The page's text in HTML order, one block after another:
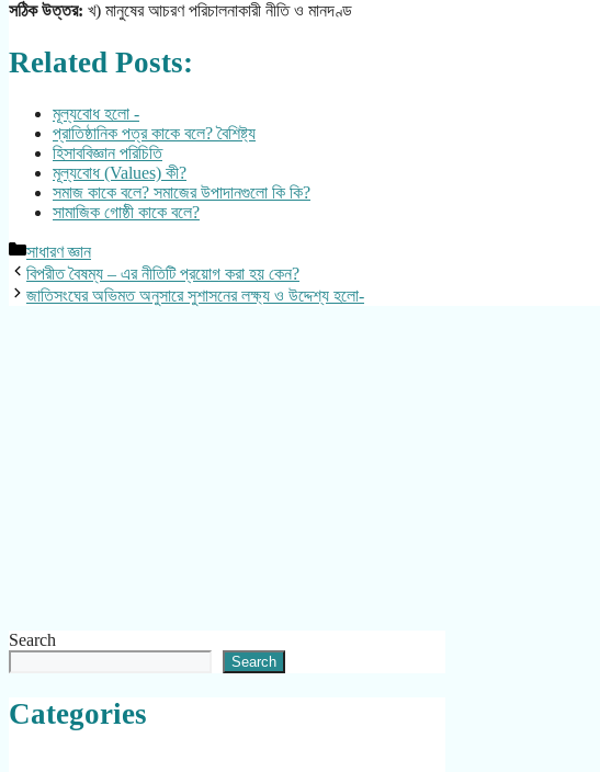
সঠিক উত্তর: খ) মানুষের আচরণ পরিচালনাকারী নীতি ও মানদণ্ড
Related Posts:
মূল্যবোধ হলো -
প্রাতিষ্ঠানিক পত্র কাকে বলে? বৈশিষ্ট্য
হিসাববিজ্ঞান পরিচিতি
মূল্যবোধ (Values) কী?
সমাজ কাকে বলে? সমাজের উপাদানগুলো কি কি?
সামাজিক গোষ্ঠী কাকে বলে?
Categories
সাধারণ জ্ঞান
বিপরীত বৈষম্য – এর নীতিটি প্রয়োগ করা হয় কেন?
জাতিসংঘের অভিমত অনুসারে সুশাসনের লক্ষ্য ও উদ্দেশ্য হলো-
Search
Search
Categories